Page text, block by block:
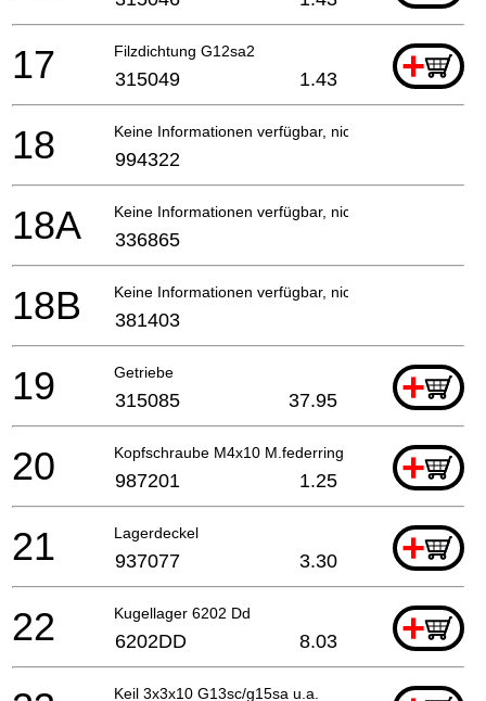
Filzdichtung G12sa2 +
17 315049 1.43
Keine Informationen verfügbar, nicht bestellbar
18 994322
Keine Informationen verfügbar, nicht bestellbar
18A 336865
Keine Informationen verfügbar, nicht bestellbar
18B 381403
Getriebe +
19 315085 37.95
Kopfschraube M4x10 M.federring Selbstsichernd
+
20 987201 1.25
Lagerdeckel +
21 937077 3.30
Kugellager 6202 Dd +
22 6202DD 8.03
Keil 3x3x10 G13sc/g15sa u.a.